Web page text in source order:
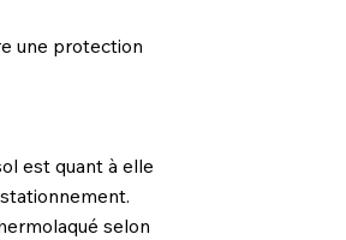
une protection
est quant à elle
selon